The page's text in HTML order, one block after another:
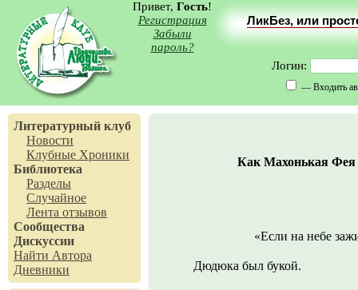
Привет, Гость!
Регистрация
Забыли
пароль?
ЛикБез, или
Логин:
— Входить
Литературный клуб
Новости
Клубные Хроники
Библиотека
Разделы
Случайное
Лента отзывов
Сообщества
Дискуссии
Найти Автора
Дневники
Как Махонькая Фея
«Если на небе
Дюдюка был букой.